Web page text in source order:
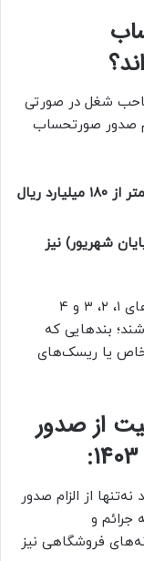
شغل در صورتی
صدور صورتحساب
میزان فروش آن‌ها در کل سال ۱۴۰۳ کمتر از ۱۸۰ میلیارد ریال
اول سال ۱۴۰۳ (تا پایان شهریور) نیز
علاوه بر این، این اشخاص نباید مشمول بندهای ۱، ۲، ۳ و ۴
باشند؛ بندهایی که
خاص یا ریسک‌های
ازصدور
از الزام صدور
جرائم و
ماده ۲۲ قانون پایانه‌های فروشگاهی نیز